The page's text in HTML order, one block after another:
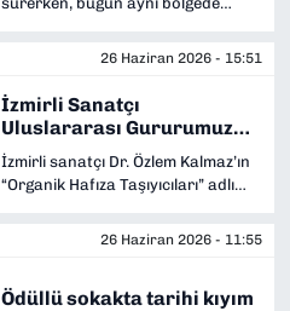
insanlarla temas etmeden güvenli
yönlendirilmesi amacıyla dron
çevresinde ikinci bir ayının
artırdı. Tarım ve Orman
Bakanlığına bağlı Doğa Koruma ve
Milli Parklar Genel Müdürlüğü
ekipleri arama çalışmalarını
sürdürüyor.
26 Haziran 2026 - 15:51
İzmirli Sanatçı
Uluslararası Gururumuz
Oldu
İzmirli sanatçı Dr. Özlem Kalmaz’ın
“Organik Hafıza Taşıyıcıları” adlı
Piran kentindeki tarihî Baptisterij
ziyarete açıldı. 22 Haziran’da
26 Haziran 2026 - 11:55
Ödüllü sokakta tarihi kıyım